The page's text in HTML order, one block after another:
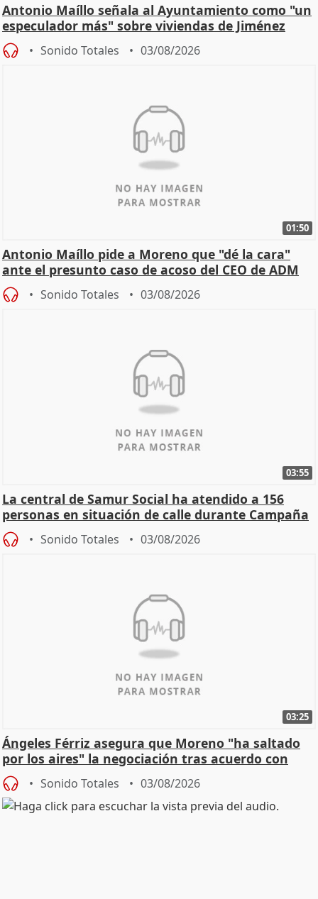
Antonio Maíllo señala al Ayuntamiento como "un
especulador más" sobre viviendas de Jiménez
Becerril
Sonido Totales 03/08/2026
01:50
Antonio Maíllo pide a Moreno que "dé la cara"
ante el presunto caso de acoso del CEO de ADM
Sonido Totales 03/08/2026
03:55
La central de Samur Social ha atendido a 156
personas en situación de calle durante Campaña
de Calor
Sonido Totales 03/08/2026
03:25
Ángeles Férriz asegura que Moreno "ha saltado
por los aires" la negociación tras acuerdo con
SMA
Sonido Totales 03/08/2026